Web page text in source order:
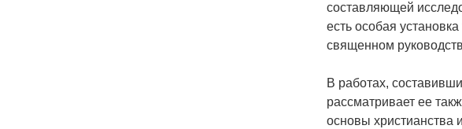
составляющей
есть особая
священном
В работах,
рассматривает ее
основы христианства